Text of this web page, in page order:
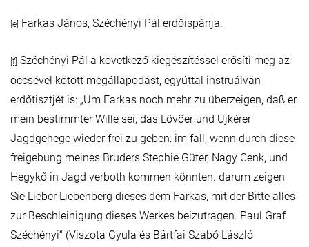
[e] Farkas János, Széchényi Pál erdőispánja.
[f] Széchényi Pál a következő kiegészítéssel erősíti meg az
öccsével kötött megállapodást, egyúttal instruálván
erdőtisztjét is: „Um Farkas noch mehr zu überzeigen, daß er
mein bestimmter Wille sei, das Lövöer und Ujkérer
Jagdgehege wieder frei zu geben: im fall, wenn durch diese
freigebung meines Bruders Stephie Güter, Nagy Cenk, und
Hegykő in Jagd verboth kommen könnten. darum zeigen
Sie Lieber Liebenberg dieses dem Farkas, mit der Bitte alles
zur Beschleinigung dieses Werkes beizutragen. Paul Graf
Széchényi“ (Viszota Gyula és Bártfai Szabó László